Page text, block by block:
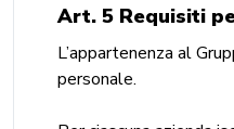
Art. 5 Requisiti
L’appartenenza al
personale.